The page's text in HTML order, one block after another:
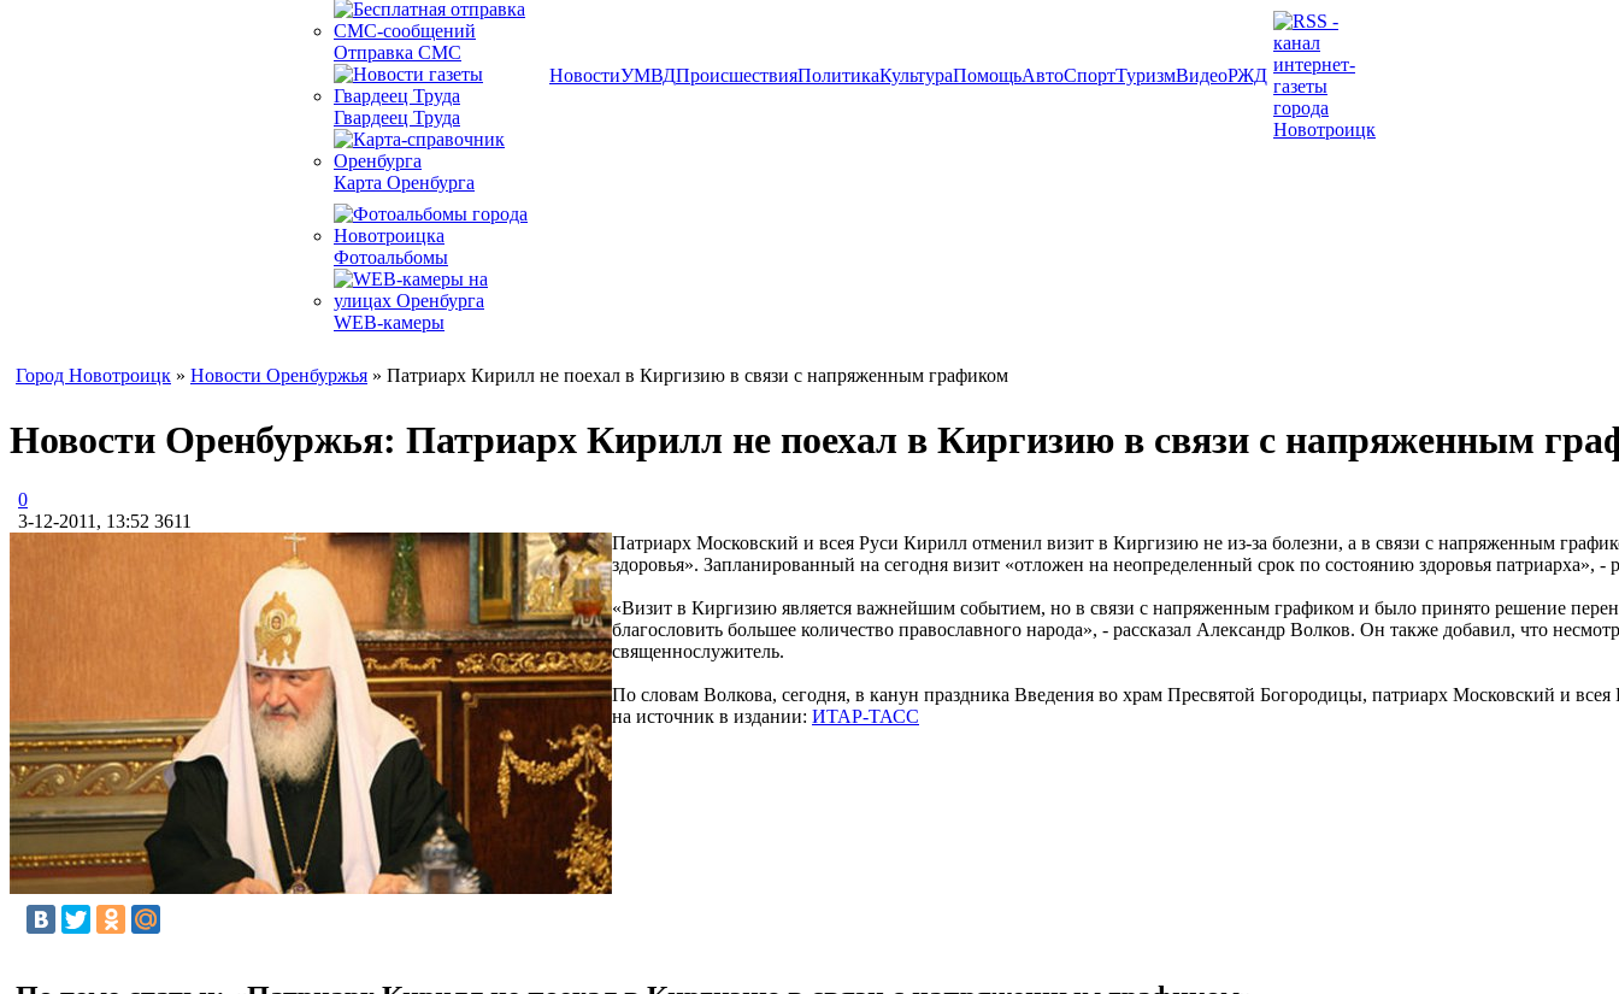
Отправка СМС
Гвардеец Труда
Карта Оренбурга
Фотоальбомы
WEB-камеры
НовостиУМВДПроисшествияПолитикаКультураПомощьАвтоСпортТуризмВидеоРЖД
Город Новотроицк » Новости Оренбуржья » Патриарх Кирилл не поехал в Киргизию в связи с напряженным графиком
Новости Оренбуржья: Патриарх Кирилл не поехал в Киргизию в связи с напряженным
0
3-12-2011, 13:52 3611
Патриарх Московский и всея Руси Кирилл отменил визит в Киргизию не из-за болезни, а в связи с напряженным
здоровья». Запланированный на сегодня визит «отложен на неопределенный срок по состоянию здоровья
«Визит в Киргизию является важнейшим событием, но в связи с напряженным графиком и было принято решение
благословить большее количество православного народа», - рассказал Александр Волков. Он также добавил, что
священнослужитель.
По словам Волкова, сегодня, в канун праздника Введения во храм Пресвятой Богородицы, патриарх Московский и
на источник в издании: ИТАР-ТАСС